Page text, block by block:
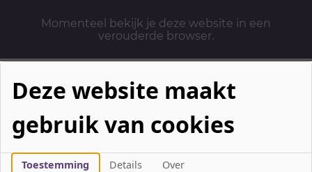
Momenteel bekijk je deze website in een
verouderde browser.
Mbo-opleidingen
Werken & Leren
Deze website maakt
gebruik van cookies
Toestemming Details Over